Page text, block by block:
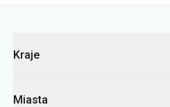
Kraje
Miasta